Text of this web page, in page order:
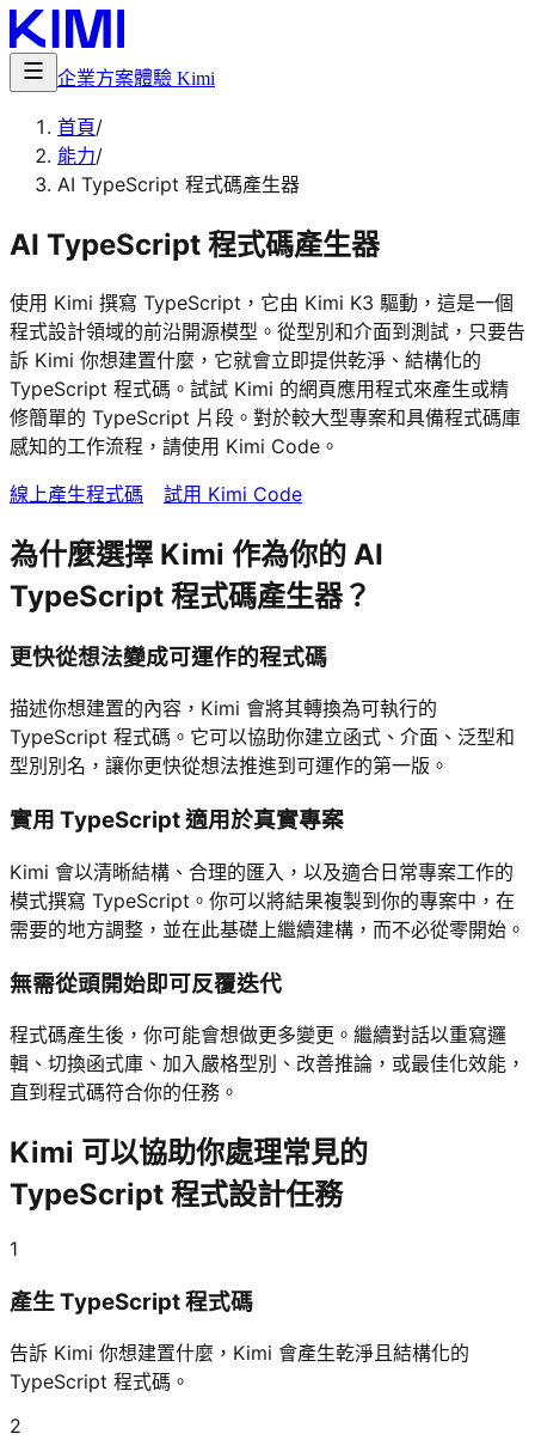
企業方案體驗 Kimi
首頁/
能力/
AI TypeScript 程式碼產生器
AI TypeScript 程式碼產生器
使用 Kimi 撰寫 TypeScript，它由 Kimi K3 驅動，這是一個
程式設計領域的前沿開源模型。從型別和介面到測試，只要告
訴 Kimi 你想建置什麼，它就會立即提供乾淨、結構化的
TypeScript 程式碼。試試 Kimi 的網頁應用程式來產生或精
修簡單的 TypeScript 片段。對於較大型專案和具備程式碼庫
感知的工作流程，請使用 Kimi Code。
線上產生程式碼
試用 Kimi Code
為什麼選擇 Kimi 作為你的 AI
TypeScript 程式碼產生器？
更快從想法變成可運作的程式碼
描述你想建置的內容，Kimi 會將其轉換為可執行的
TypeScript 程式碼。它可以協助你建立函式、介面、泛型和
型別別名，讓你更快從想法推進到可運作的第一版。
實用 TypeScript 適用於真實專案
Kimi 會以清晰結構、合理的匯入，以及適合日常專案工作的
模式撰寫 TypeScript。你可以將結果複製到你的專案中，在
需要的地方調整，並在此基礎上繼續建構，而不必從零開始。
無需從頭開始即可反覆迭代
程式碼產生後，你可能會想做更多變更。繼續對話以重寫邏
輯、切換函式庫、加入嚴格型別、改善推論，或最佳化效能，
直到程式碼符合你的任務。
Kimi 可以協助你處理常見的
TypeScript 程式設計任務
1
產生 TypeScript 程式碼
告訴 Kimi 你想建置什麼，Kimi 會產生乾淨且結構化的
TypeScript 程式碼。
2